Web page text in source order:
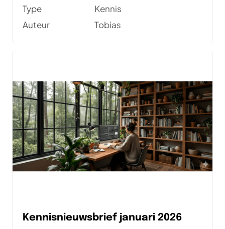
Days bijvoorbeeld. En daarnaast kleinere
meetups en blogs van newsparkers. Veel
Type
Kennis
Auteur
Tobias
Kennisnieuwsbrief januari 2026